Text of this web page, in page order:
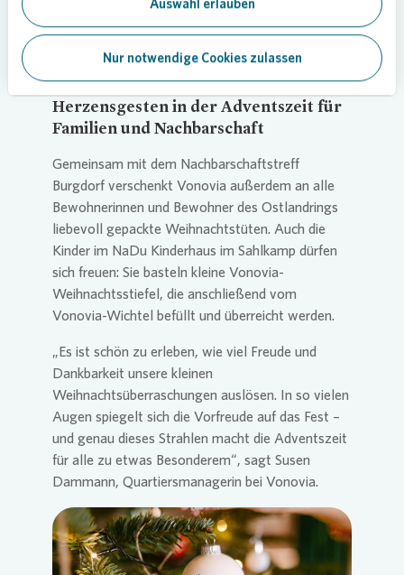
Auswahl erlauben
Nur notwendige Cookies zulassen
Ostrouchow, Regionalbereichsleiterin von
Vonovia. „Solche Momente zeigen uns immer
wieder, warum wir uns engagieren: weil gerade
kleine Gesten große Freude schenken.“
Herzensgesten in der Adventszeit für
Familien und Nachbarschaft
Gemeinsam mit dem Nachbarschaftstreff
Burgdorf verschenkt Vonovia außerdem an alle
Bewohnerinnen und Bewohner des Ostlandrings
liebevoll gepackte Weihnachtstüten. Auch die
Kinder im NaDu Kinderhaus im Sahlkamp dürfen
sich freuen: Sie basteln kleine Vonovia-
Weihnachtsstiefel, die anschließend vom
Vonovia-Wichtel befüllt und überreicht werden.
„Es ist schön zu erleben, wie viel Freude und
Dankbarkeit unsere kleinen
Weihnachtsüberraschungen auslösen. In so vielen
Augen spiegelt sich die Vorfreude auf das Fest –
und genau dieses Strahlen macht die Adventszeit
für alle zu etwas Besonderem“, sagt Susen
Dammann, Quartiersmanagerin bei Vonovia.